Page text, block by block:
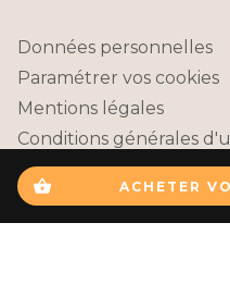
shopping_basket ACHETER
Données personnelles
Paramétrer vos cookies
Mentions légales
Conditions générales
Charte de